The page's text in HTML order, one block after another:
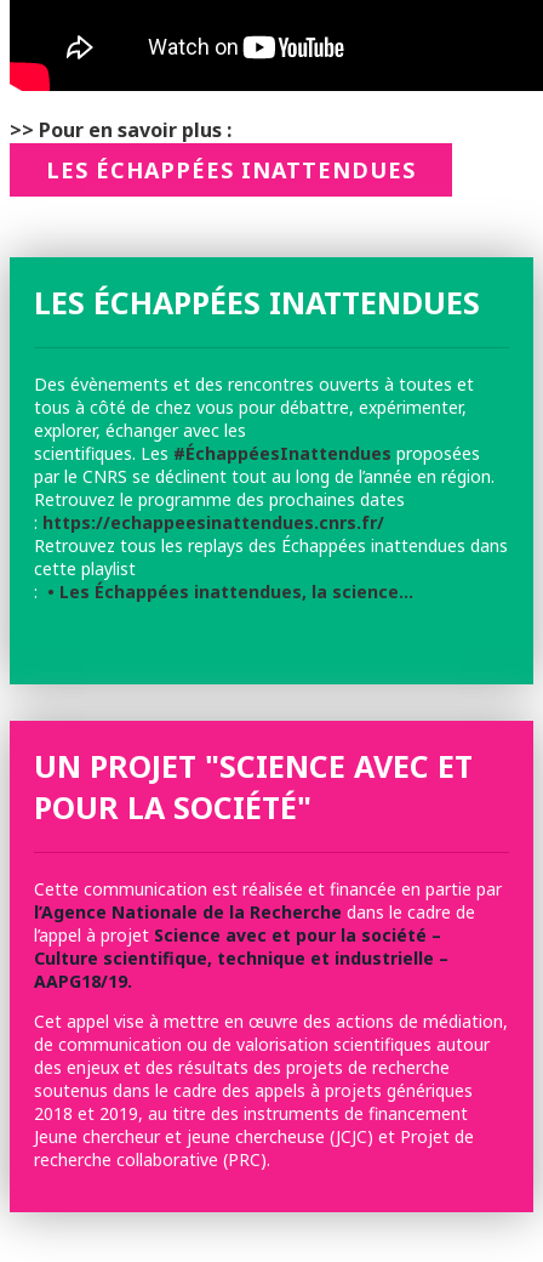
>> Pour en savoir plus :
LES ÉCHAPPÉES INATTENDUES
LES ÉCHAPPÉES INATTENDUES
Des évènements et des rencontres ouverts à toutes et
tous à côté de chez vous pour débattre, expérimenter,
explorer, échanger avec les
scientifiques. Les #ÉchappéesInattendues proposées
par le CNRS se déclinent tout au long de l’année en région.
Retrouvez le programme des prochaines dates
: https://echappeesinattendues.cnrs.fr/
Retrouvez tous les replays des Échappées inattendues dans
cette playlist
: • Les Échappées inattendues, la science…
UN PROJET "SCIENCE AVEC ET
POUR LA SOCIÉTÉ"
Cette communication est réalisée et financée en partie par
l’Agence Nationale de la Recherche dans le cadre de
l’appel à projet Science avec et pour la société –
Culture scientifique, technique et industrielle –
AAPG18/19.
Cet appel vise à mettre en œuvre des actions de médiation,
de communication ou de valorisation scientifiques autour
des enjeux et des résultats des projets de recherche
soutenus dans le cadre des appels à projets génériques
2018 et 2019, au titre des instruments de financement
Jeune chercheur et jeune chercheuse (JCJC) et Projet de
recherche collaborative (PRC).